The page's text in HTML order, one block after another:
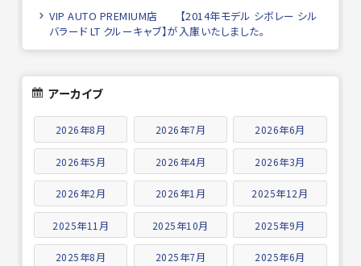
VIP AUTO PREMIUM店 【2014年モデル シボレー シル
バラード LT クルーキャブ】が入庫いたしました。
アーカイブ
2026年8月 2026年7月 2026年6月
2026年5月 2026年4月 2026年3月
2026年2月 2026年1月 2025年12月
2025年11月 2025年10月 2025年9月
2025年8月 2025年7月 2025年6月